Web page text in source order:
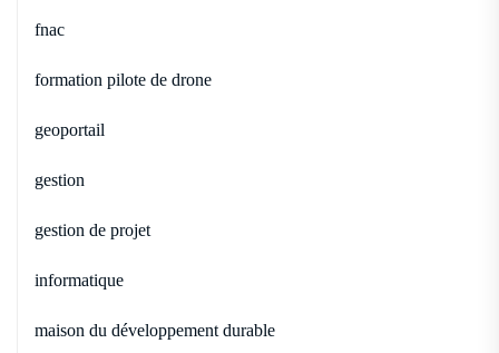
fnac
formation pilote de drone
geoportail
gestion
gestion de projet
informatique
maison du développement durable